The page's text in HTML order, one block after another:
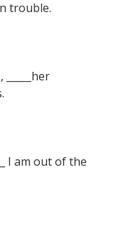
trouble.
I am out of the